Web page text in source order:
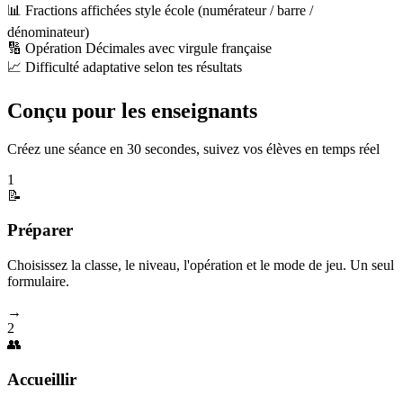
📊 Fractions affichées style école (numérateur / barre /
dénominateur)
🔢 Opération Décimales avec virgule française
📈 Difficulté adaptative selon tes résultats
Conçu pour les enseignants
Créez une séance en 30 secondes, suivez vos élèves en temps réel
1
📝
Préparer
Choisissez la classe, le niveau, l'opération et le mode de jeu. Un seul
formulaire.
→
2
👥
Accueillir